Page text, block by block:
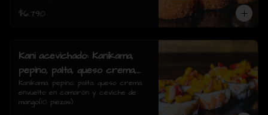
$6.790
Kani acevichado: Kanikama,
pepino, palta, queso crema,
envuelto en camarón y
ceviche de mango(10 piezas)
Kanikama, pepino, palta, queso crema,
envuelto en camarón y ceviche de
mango(10 piezas)